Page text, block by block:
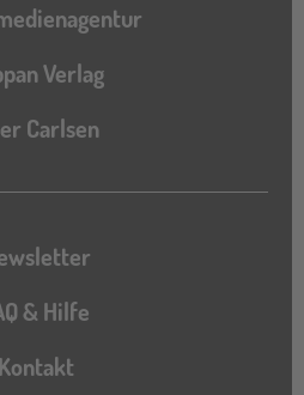
Verlag
Carlsen
& Hilfe
Kontakt